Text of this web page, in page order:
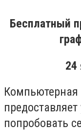
Бесплатный
24
попробовать